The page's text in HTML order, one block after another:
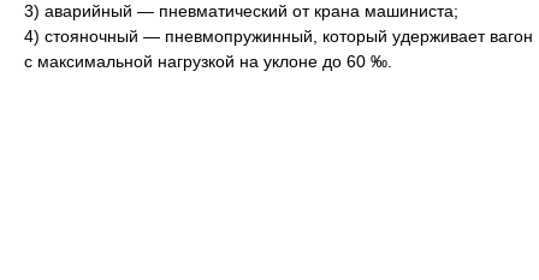
3) аварийный — пневматический от крана машиниста;
4) стояночный — пневмопружинный, который удерживает вагон
с максимальной нагрузкой на уклоне до 60 ‰.